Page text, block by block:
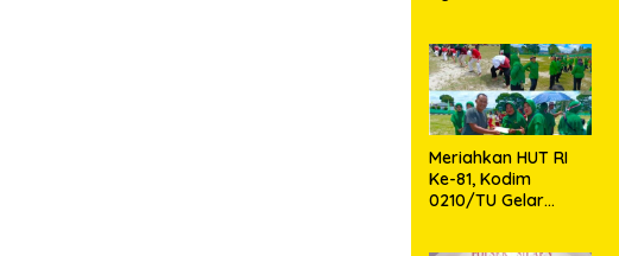
Meriahkan HUT RI
Ke-81, Kodim
0210/TU Gelar